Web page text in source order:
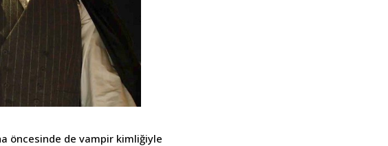
öncesinde de vampir kimliğiyle